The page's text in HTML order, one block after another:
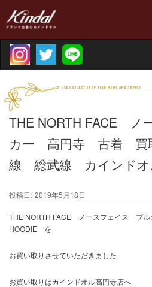
THE NORTH FACE ノ
カー 高円寺 古着
線 総武線 カインド
投稿日: 2019年5月18日
THE NORTH FACE ノースフェイス プ
HOODIE を
お買い取りさせていただきました
お買い取りはカインドオル高円寺店へ